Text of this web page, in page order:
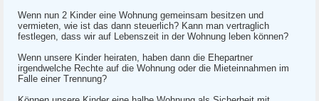
Wenn nun 2 Kinder eine Wohnung gemeinsam besitzen und
vermieten, wie ist das dann steuerlich? Kann man vertraglich
festlegen, dass wir auf Lebenszeit in der Wohnung leben können?
Wenn unsere Kinder heiraten, haben dann die Ehepartner
irgendwelche Rechte auf die Wohnung oder die Mieteinnahmen im
Falle einer Trennung?